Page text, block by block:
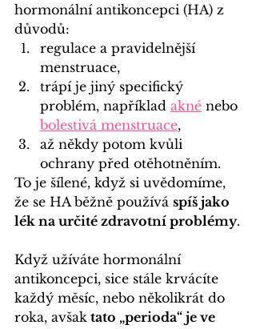
hormonální antikoncepci (HA) z
důvodů:
regulace a pravidelnější
menstruace,
trápí je jiný specifický
problém, například akné nebo
bolestivá menstruace,
až někdy potom kvůli
ochrany před otěhotněním.
To je šílené, když si uvědomíme,
že se HA běžně používá spíš jako
lék na určité zdravotní problémy.
Když užíváte hormonální
antikoncepci, sice stále krvácíte
každý měsíc, nebo několikrát do
roka, avšak tato „perioda“ je ve